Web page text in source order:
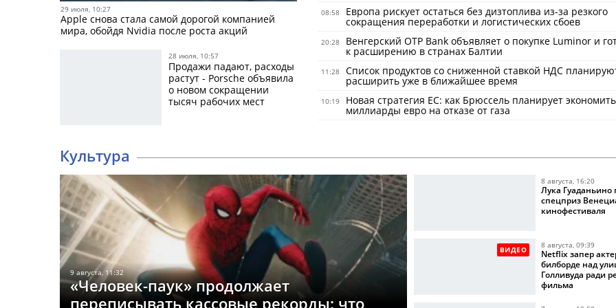
29 июля, 10:27
Apple снова стала самой дорогой компанией
мира, обойдя Nvidia после роста акций
28 июля, 10:57
Продажи падают, расходы
растут - Porsche объявила
о новом сокращении
тысяч рабочих мест
08:58 Европа рискует остаться без дизтоплива из-за резкого
сокращения переработки и логистических сбоев
20:28 Венгерский OTP Bank объявляет о покупке Luminor и
к расширению в странах Балтии
11:28 Список продуктов со сниженной ставкой НДС
расширить уже в ближайшее время
10:19 Новая стратегия ЕС: как Брюссель планирует экономить
миллиарды евро на отказе от газа
Культура
9 августа, 11:32
«Человек-паук» продолжает
переписывать кассовые рекорды: что
8 августа, 16:20
Лука Гуаданьино
спецприз
кинофестиваля
ВИДЕО 8 августа, 09:39
Netflix запер
билборде над
Голливуда ради
фильма